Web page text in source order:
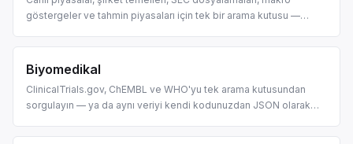
göstergeler ve tahmin piyasaları için tek bir arama kutusu —
olarak sunulur.
Biyomedikal
ClinicalTrials.gov, ChEMBL ve WHO'yu tek arama kutusundan
sorgulayın — ya da aynı veriyi kendi kodunuzdan JSON olarak
için tasarlandı.